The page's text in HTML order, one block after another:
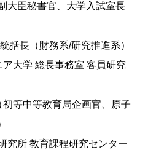
大臣秘書官、大学入試室長
括長（財務系/研究推進系）
大学 総長事務室 客員研究
等中等教育局企画官、原子
究所 教育課程研究センター